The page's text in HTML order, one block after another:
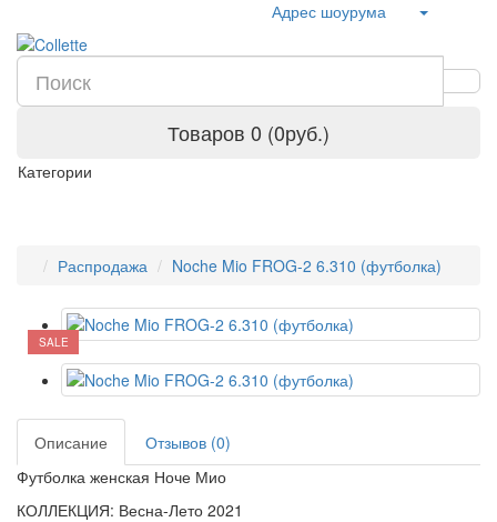
Адрес шоурума
Товаров 0 (0руб.)
Категории
Распродажа Noche Mio FROG-2 6.310 (футболка)
SALE
Описание
Отзывов (0)
Футболка женская Ноче Мио
КОЛЛЕКЦИЯ: Весна-Лето 2021